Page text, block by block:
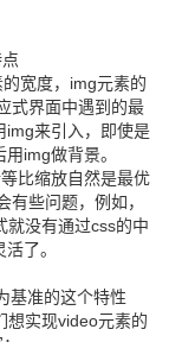
宽度，img元素的
式界面中遇到的最
img来引入，即使是
img做背景。
比缩放自然是最优
些问题，例如，
就没有通过css的中
了。
基准的这个特性
想实现video元素的